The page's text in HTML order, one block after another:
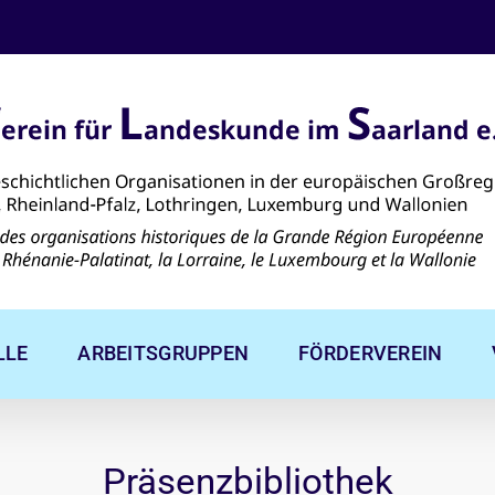
ARBEITSGRUPPEN FÖRDERVEREIN
Präsenzbibliothek